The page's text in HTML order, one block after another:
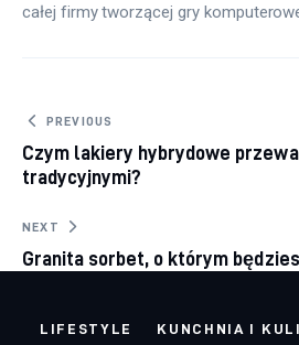
całej firmy tworzącej gry
Nawigacja wpisu
PREVIOUS
Czym lakiery hybrydowe
tradycyjnymi?
NEXT
Granita sorbet, o którym
LIFESTYLE KUNCHNIA I